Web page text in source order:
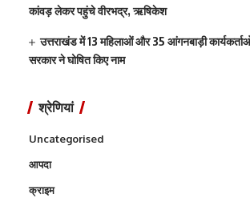
कांवड़ लेकर पहुंचे वीरभद्र, ऋषिकेश
उत्तराखंड में 13 महिलाओं और 35 आंगनबाड़ी कार्यकर्ताओं
सरकार ने घोषित किए नाम
श्रेणियां
Uncategorised
आपदा
क्राइम